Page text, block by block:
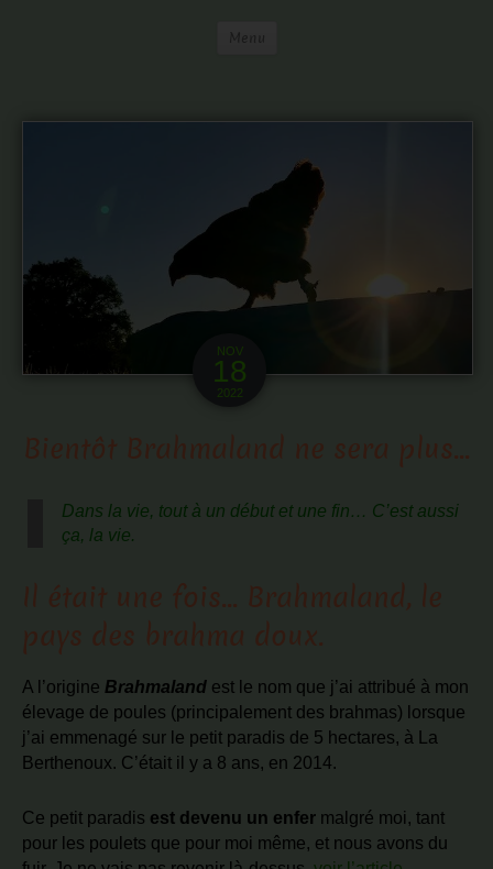
NOV
18
2022
Dans la vie, tout à un début et une fin… C’est aussi
ça, la vie.
A l’origine Brahmaland est le nom que j’ai attribué à mon
élevage de poules (principalement des brahmas) lorsque
j’ai emmenagé sur le petit paradis de 5 hectares, à La
Berthenoux. C’était il y a 8 ans, en 2014.
Ce petit paradis est devenu un enfer malgré moi, tant
pour les poulets que pour moi même, et nous avons du